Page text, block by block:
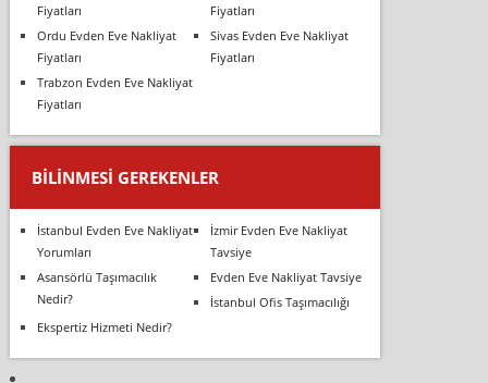
Fiyatları
Fiyatları
Ordu Evden Eve Nakliyat
Fiyatları
Sivas Evden Eve Nakliyat
Fiyatları
Trabzon Evden Eve Nakliyat
Fiyatları
BILINMESI GEREKENLER
İstanbul Evden Eve Nakliyat
Yorumları
İzmir Evden Eve Nakliyat
Tavsiye
Asansörlü Taşımacılık
Nedir?
Evden Eve Nakliyat Tavsiye
İstanbul Ofis Taşımacılığı
Ekspertiz Hizmeti Nedir?